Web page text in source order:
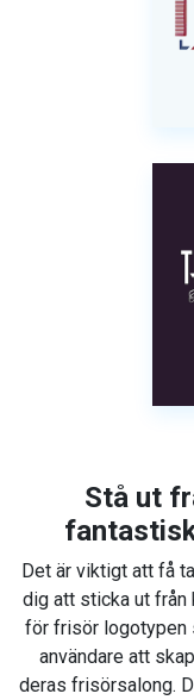
Stå ut
Det är viktigt att få
dig att sticka ut från
för frisör logotypen
användare att
deras frisörsalong.